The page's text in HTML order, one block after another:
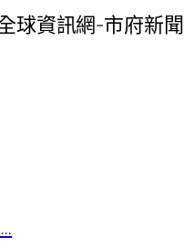
球資訊網-市府新聞